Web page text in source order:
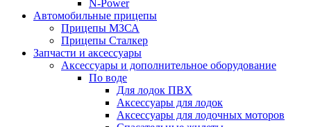
N-Power
Автомобильные прицепы
Прицепы МЗСА
Прицепы Сталкер
Запчасти и аксессуары
Аксессуары и дополнительное оборудование
По воде
Для лодок ПВХ
Аксессуары для лодок
Аксессуары для лодочных моторов